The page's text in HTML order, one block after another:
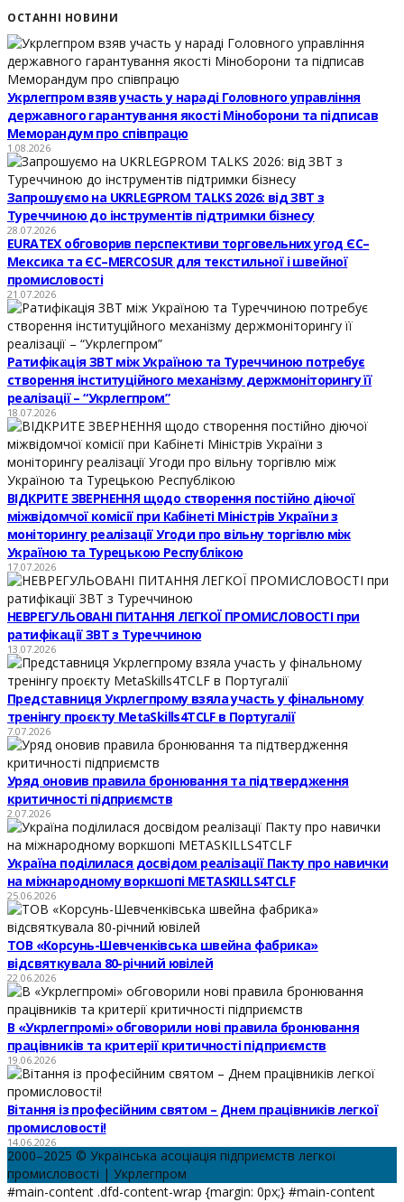
ОСТАННІ НОВИНИ
Укрлегпром взяв участь у нараді Головного управління
державного гарантування якості Міноборони та підписав
Меморандум про співпрацю
1.08.2026
Запрошуємо на UKRLEGPROM TALKS 2026: від ЗВТ з
Туреччиною до інструментів підтримки бізнесу
28.07.2026
EURATEX обговорив перспективи торговельних угод ЄС–
Мексика та ЄС–MERCOSUR для текстильної і швейної
промисловості
21.07.2026
Ратифікація ЗВТ між Україною та Туреччиною потребує
створення інституційного механізму держмоніторингу її
реалізації – “Укрлегпром”
18.07.2026
ВІДКРИТЕ ЗВЕРНЕННЯ щодо створення постійно діючої
міжвідомчої комісії при Кабінеті Міністрів України з
моніторингу реалізації Угоди про вільну торгівлю між
Україною та Турецькою Республікою
17.07.2026
НЕВРЕГУЛЬОВАНІ ПИТАННЯ ЛЕГКОЇ ПРОМИСЛОВОСТІ при
ратифікації ЗВТ з Туреччиною
13.07.2026
Представниця Укрлегпрому взяла участь у фінальному
тренінгу проєкту MetaSkills4TCLF в Португалії
7.07.2026
Уряд оновив правила бронювання та підтвердження
критичності підприємств
2.07.2026
Україна поділилася досвідом реалізації Пакту про навички
на міжнародному воркшопі METASKILLS4TCLF
25.06.2026
ТОВ «Корсунь-Шевченківська швейна фабрика»
відсвяткувала 80-річний ювілей
22.06.2026
В «Укрлегпромі» обговорили нові правила бронювання
працівників та критерії критичності підприємств
19.06.2026
Вітання із професійним святом – Днем працівників легкої
промисловості!
14.06.2026
2000–2025 © Українська асоціація підприємств легкої
промисловості | Укрлегпром
#main-content .dfd-content-wrap {margin: 0px;} #main-content